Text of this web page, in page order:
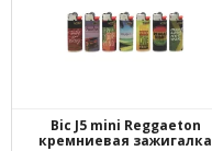
Bic J5 mini Reggaeton
кремниевая зажигалка